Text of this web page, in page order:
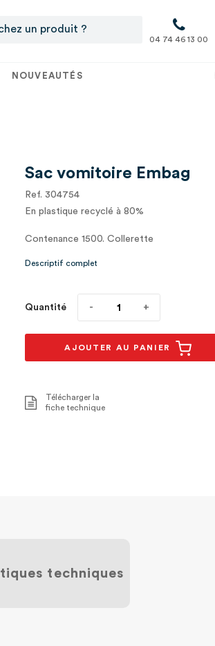
04 74 46 13 00
NOUVEAUTÉS
Sac vomitoire Embag
Ref. 304754
En plastique recyclé à 80%
Contenance 1500. Collerette
Descriptif complet
Quantité
AJOUTER AU PANIER
Télécharger la
fiche technique
techniques